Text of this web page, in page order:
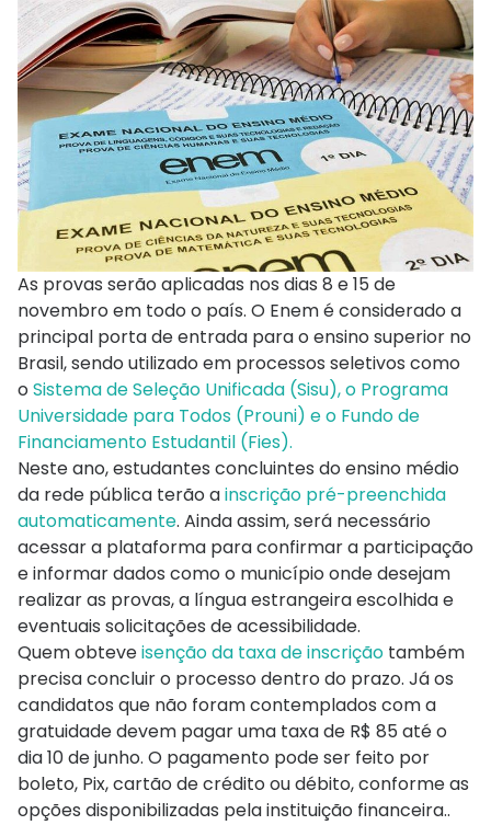
As provas serão aplicadas nos dias 8 e 15 de
novembro em todo o país. O Enem é considerado a
principal porta de entrada para o ensino superior no
Brasil, sendo utilizado em processos seletivos como
o Sistema de Seleção Unificada (Sisu), o Programa
Universidade para Todos (Prouni) e o Fundo de
Financiamento Estudantil (Fies).
Neste ano, estudantes concluintes do ensino médio
da rede pública terão ainscrição pré-preenchida
automaticamente. Ainda assim, será necessário
acessar a plataforma para confirmar a participação
e informar dados como o município onde desejam
realizar as provas, a língua estrangeira escolhida e
eventuais solicitações de acessibilidade.
Quem obteveisenção da taxa de inscrição também
precisa concluir o processo dentro do prazo. Já os
candidatos que não foram contemplados com a
gratuidade devem pagar uma taxa de R$ 85 até o
dia 10 de junho. O pagamento pode ser feito por
boleto, Pix, cartão de crédito ou débito, conforme as
opções disponibilizadas pela instituição financeira..